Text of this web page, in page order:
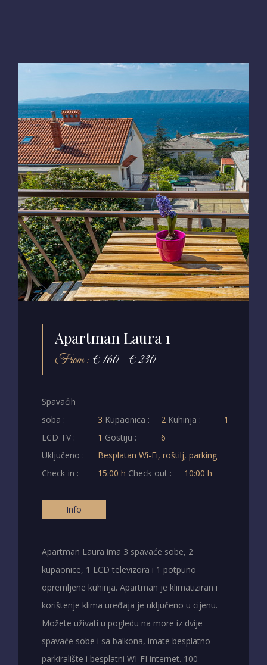
Apartman Laura 1
From :€ 160 - € 230
Spavaćih
soba :
3 Kupaonica : 2 Kuhinja :
1
LCD TV :
1 Gostiju :
6
Uključeno :
Besplatan Wi-Fi, roštilj, parking
Check-in :
15:00 h Check-out : 10:00 h
Info
Apartman Laura ima 3 spavaće sobe, 2
kupaonice, 1 LCD televizora i 1 potpuno
opremljene kuhinja. Apartman je klimatiziran i
korištenje klima uređaja je uključeno u cijenu.
Možete uživati u pogledu na more iz dvije
spavaće sobe i sa balkona, imate besplatno
parkiralište i besplatni WI-FI internet. 100